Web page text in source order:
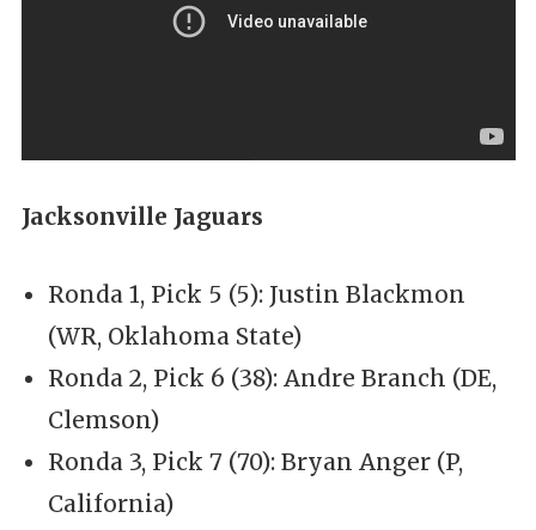
Jacksonville Jaguars
Ronda 1, Pick 5 (5): Justin Blackmon
(WR, Oklahoma State)
Ronda 2, Pick 6 (38): Andre Branch (DE,
Clemson)
Ronda 3, Pick 7 (70): Bryan Anger (P,
California)